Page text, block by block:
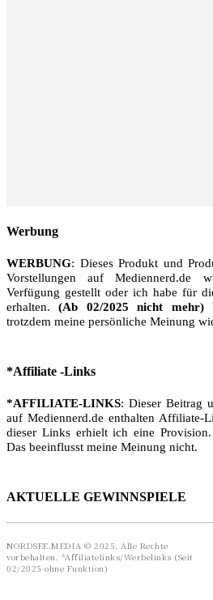
Werbung
WERBUNG: Dieses Produkt und
Vorstellungen auf Mediennerd.de
Verfügung gestellt oder ich habe für
erhalten.(Ab 02/2025 nicht mehr)
trotzdem meine persönliche Meinung
*Affiliate -Links
*AFFILIATE-LINKS: Dieser Beitrag
auf Mediennerd.de enthalten Affiliate-
dieser Links erhielt ich eine Provision.
Das beeinflusst meine Meinung nicht.
AKTUELLE GEWINNSPIELE
NORDSEE.MEDIA © 2025. Alle Rechte
vorbehalten. *Affiliatelinks/Werbelinks (Seit
02/2025 ohne Funktion)